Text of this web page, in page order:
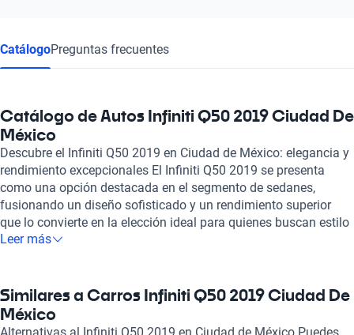
CatálogoPreguntas frecuentes
Catálogo de Autos Infiniti Q50 2019 Ciudad De
México
Descubre el Infiniti Q50 2019 en Ciudad de México: elegancia y
rendimiento excepcionales El Infiniti Q50 2019 se presenta
como una opción destacada en el segmento de sedanes,
fusionando un diseño sofisticado y un rendimiento superior
que lo convierte en la elección ideal para quienes buscan estilo
y potencia en la Ciudad de México. Con su motor de hasta 400
trayecto se transforma en un placer, gracias a su consumo
eficiente de combustible que va de 5.8 a 8.1 litros cada 100 km.
El interior del Q50 2019 es un refugio de lujo, con asientos de
Leer más
Similares a Carros Infiniti Q50 2019 Ciudad De
México